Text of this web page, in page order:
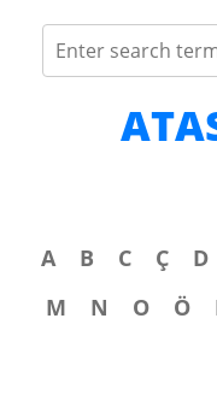
A B C Ç D
M
N O Ö